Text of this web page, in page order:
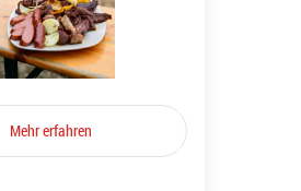
Mehr erfahren